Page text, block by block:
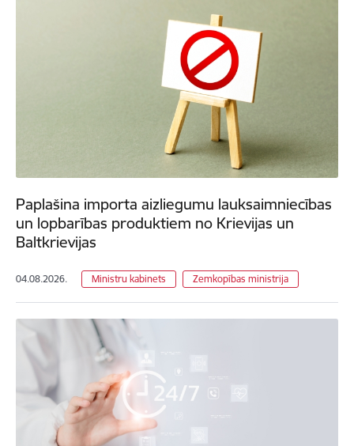
Paplašina importa aizliegumu lauksaimniecības
un lopbarības produktiem no Krievijas un
Baltkrievijas
04.08.2026. Ministru kabinets Zemkopības ministrija